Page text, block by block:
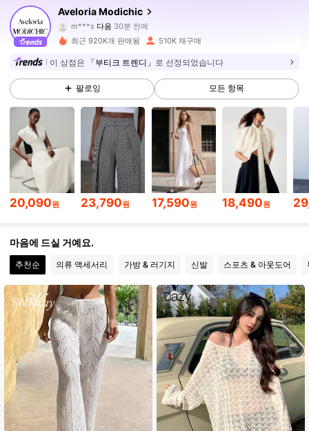
Aveloria Modichic
m***s다음30분 전에
n***y가 탐색 중입니다
4.86
777K 팔로워
4.86 777K 팔로워
777K 팔로워
777K 팔로워
4.86 777K 팔로워
4.86 777K 팔로워
4.86 777K 팔로워
4.86 777K 팔로워
최근 920K개 판매됨 510K 재구매
이 상점은 「부티크 트렌디」 로 선정되었습니다
팔로잉 모든 항목
20,090원 23,790원 17,590원 18,490원
마음에 드실 거예요.
추천순 의류 액세서리 가방 & 러기지 신발 스포츠 & 아웃도어